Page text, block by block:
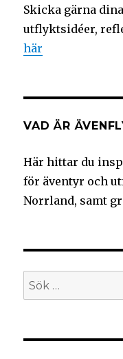
Skicka gärna
utflyktsidéer,
här
VAD ÄR
Här hittar du
för äventyr och
Norrland, samt